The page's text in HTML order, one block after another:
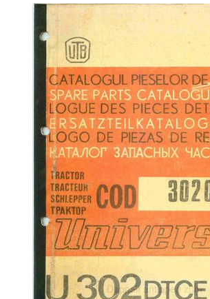
Doppelt antippen zum